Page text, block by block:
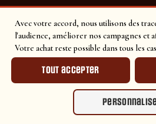
Avec votre accord, nous utilisons des
l'audience, améliorer nos campagnes et
Votre achat reste possible dans tous les
Tout accepter